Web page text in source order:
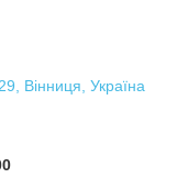
Вінниця, Україна